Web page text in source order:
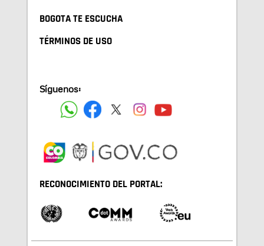
BOGOTA TE ESCUCHA
TÉRMINOS DE USO
Síguenos:
RECONOCIMIENTO DEL PORTAL: